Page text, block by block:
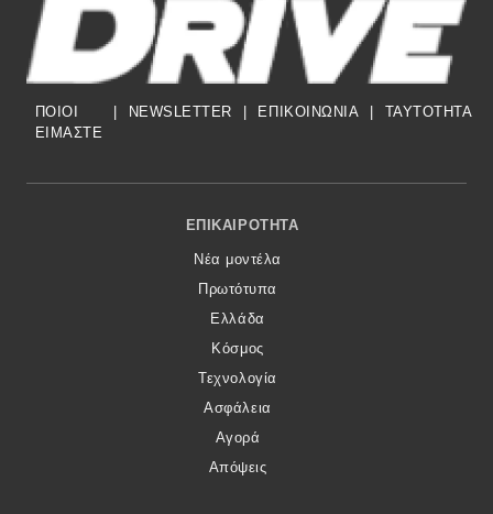
ΠΟΙΟΙ
ΕΙΜΑΣΤΕ
NEWSLETTER ΕΠΙΚΟΙΝΩΝΙΑ TAYTOTHTA
Footer Menu
ΕΠΙΚΑΙΡΌΤΗΤΑ
Νέα μοντέλα
Πρωτότυπα
Ελλάδα
Κόσμος
Τεχνολογία
Ασφάλεια
Αγορά
Απόψεις